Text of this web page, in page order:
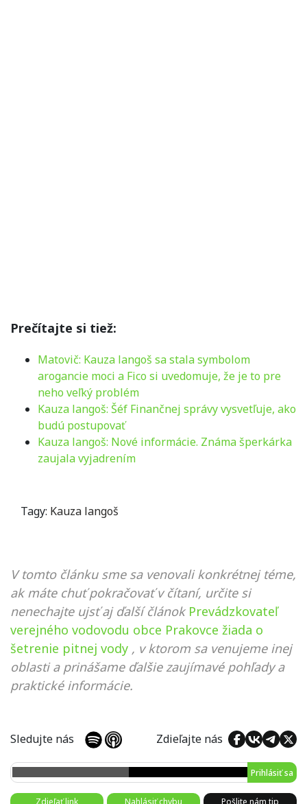
Prečítajte si tiež:
Matovič: Kauza langoš sa stala symbolom
arogancie moci a Fico si uvedomuje, že je to pre
neho veľký problém
Kauza langoš: Šéf Finančnej správy vysvetľuje, ako
budú postupovať
Kauza langoš: Nové informácie. Známa šperkárka
zaujala vyjadrením
Tagy: Kauza langoš
V tomto článku sme sa venovali konkrétnej téme,
ak máte chuť pokračovať v čítaní, určite si
nenechajte ujsť aj ďalší článok Prevádzkovateľ
verejného vodovodu obce Prakovce žiada o
šetrenie pitnej vody , v ktorom sa venujeme inej
oblasti a prinášame ďalšie zaujímavé pohľady a
praktické informácie.
Sledujte nás Zdieľajte nás
Prihlásiť sa
Zdieľať link Nahlásiť chybu Pošlite nám tip